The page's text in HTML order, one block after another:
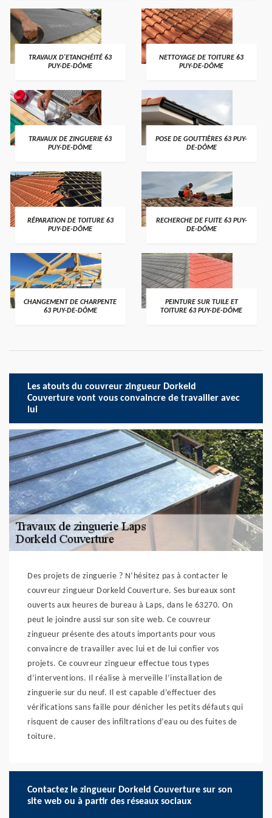
TRAVAUX D'ETANCHÉITÉ 63
PUY-DE-DÔME
NETTOYAGE DE TOITURE 63
PUY-DE-DÔME
TRAVAUX DE ZINGUERIE 63
PUY-DE-DÔME
POSE DE GOUTTIÈRES 63 PUY-
DE-DÔME
RÉPARATION DE TOITURE 63
PUY-DE-DÔME
RECHERCHE DE FUITE 63 PUY-
DE-DÔME
CHANGEMENT DE CHARPENTE
63 PUY-DE-DÔME
PEINTURE SUR TUILE ET
TOITURE 63 PUY-DE-DÔME
Les atouts du couvreur zingueur Dorkeld
Couverture vont vous convaincre de travailler avec
lui
Des projets de zinguerie ? N’hésitez pas à contacter le
couvreur zingueur Dorkeld Couverture. Ses bureaux sont
ouverts aux heures de bureau à Laps, dans le 63270. On
peut le joindre aussi sur son site web. Ce couvreur
zingueur présente des atouts importants pour vous
convaincre de travailler avec lui et de lui confier vos
projets. Ce couvreur zingueur effectue tous types
d’interventions. Il réalise à merveille l’installation de
zinguerie sur du neuf. Il est capable d’effectuer des
vérifications sans faille pour dénicher les petits défauts qui
risquent de causer des infiltrations d’eau ou des fuites de
toiture.
Contactez le zingueur Dorkeld Couverture sur son
site web ou à partir des réseaux sociaux